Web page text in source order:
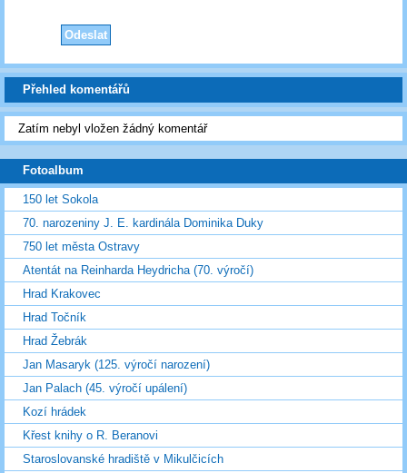
Přehled komentářů
Zatím nebyl vložen žádný komentář
Fotoalbum
150 let Sokola
70. narozeniny J. E. kardinála Dominika Duky
750 let města Ostravy
Atentát na Reinharda Heydricha (70. výročí)
Hrad Krakovec
Hrad Točník
Hrad Žebrák
Jan Masaryk (125. výročí narození)
Jan Palach (45. výročí upálení)
Kozí hrádek
Křest knihy o R. Beranovi
Staroslovanské hradiště v Mikulčicích